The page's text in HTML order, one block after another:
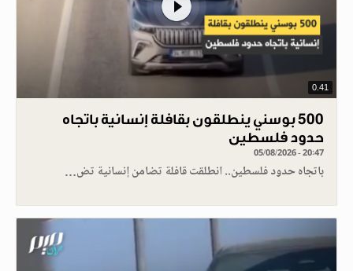
0.41
500 بوسني ينطلقون بقافلة إنسانية باتجاه
حدود فلسطين
05/08/2026 - 20:47
باتجاه حدود فلسطين.. انطلقت قافلة تضامن إنسانية تض…